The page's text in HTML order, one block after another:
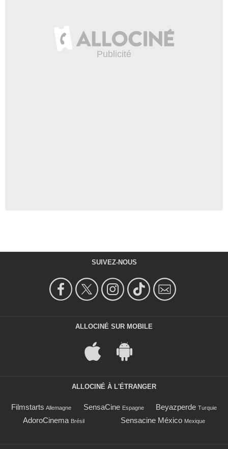
SUIVEZ-NOUS
ALLOCINÉ SUR MOBILE
ALLOCINÉ À L'ÉTRANGER
Filmstarts Allemagne SensaCine Espagne Beyazperde Turquie
AdoroCinema Brésil Sensacine México Mexique